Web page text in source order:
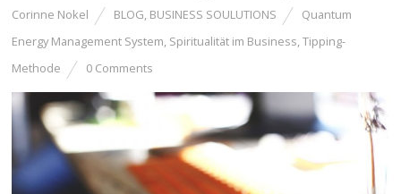
Corinne Nokel BLOG, BUSINESS SOULUTIONS
Quantum
Energy Management System, Spiritualität im Business,Tipping-
Methode
0 Comments